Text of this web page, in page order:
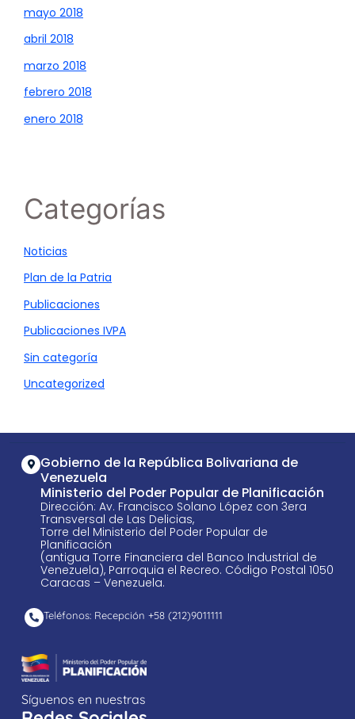
mayo 2018
abril 2018
marzo 2018
febrero 2018
enero 2018
Categorías
Noticias
Plan de la Patria
Publicaciones
Publicaciones IVPA
Sin categoría
Uncategorized
Gobierno de la República Bolivariana de
Venezuela
Ministerio del Poder Popular de Planificación
Dirección: Av. Francisco Solano López con 3era
Transversal de Las Delicias,
Torre del Ministerio del Poder Popular de
Planificación
(antigua Torre Financiera del Banco Industrial de
Venezuela), Parroquia el Recreo. Código Postal 1050
Caracas – Venezuela.
Teléfonos: Recepción +58 ​(212)9011111
Síguenos en nuestras